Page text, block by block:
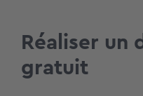
Réaliser un
gratuit